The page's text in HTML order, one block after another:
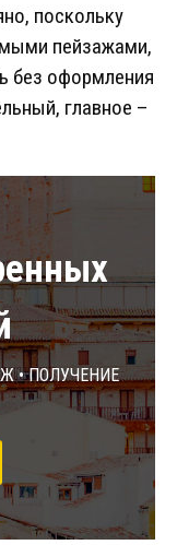
поскольку
пейзажами,
без оформления
главное –
• Получение